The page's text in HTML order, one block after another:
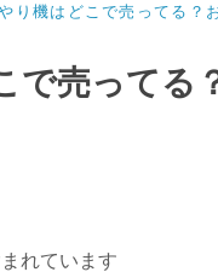
り機はどこで売ってる？
で売ってる
れています